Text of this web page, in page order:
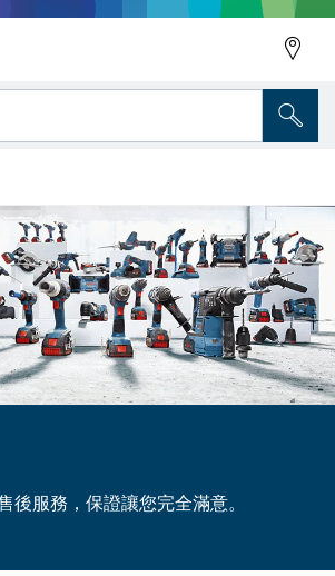
後服務，保證讓您完全滿意。